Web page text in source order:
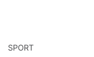
SPORT